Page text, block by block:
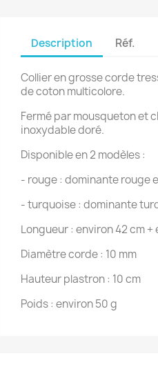
Description Réf.
Collier en grosse corde
de coton multicolore.
Fermé par mousqueton et
inoxydable doré.
Disponible en 2 modèles :
- rouge : dominante rouge
- turquoise : dominante
Longueur : environ 42 cm
Diamètre corde : 10 mm
Hauteur plastron : 10 cm
Poids : environ 50 g